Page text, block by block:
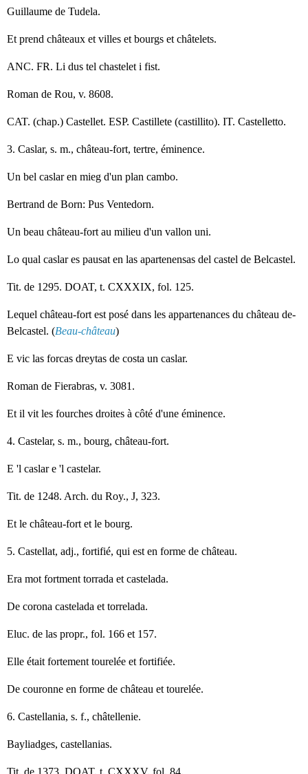
Guillaume de Tudela.
Et prend châteaux et villes et bourgs et châtelets.
ANC. FR. Li dus tel chastelet i fist.
Roman de Rou, v. 8608.
CAT. (chap.) Castellet. ESP. Castillete (castillito). IT. Castelletto.
3. Caslar, s. m., château-fort, tertre, éminence.
Un bel caslar en mieg d'un plan cambo.
Bertrand de Born: Pus Ventedorn.
Un beau château-fort au milieu d'un vallon uni.
Lo qual caslar es pausat en las apartenensas del castel de Belcastel.
Tit. de 1295. DOAT, t. CXXXIX, fol. 125.
Lequel château-fort est posé dans les appartenances du château de-
Belcastel. (Beau-château)
E vic las forcas dreytas de costa un caslar.
Roman de Fierabras, v. 3081.
Et il vit les fourches droites à côté d'une éminence.
4. Castelar, s. m., bourg, château-fort.
E 'l caslar e 'l castelar.
Tit. de 1248. Arch. du Roy., J, 323.
Et le château-fort et le bourg.
5. Castellat, adj., fortifié, qui est en forme de château.
Era mot fortment torrada et castelada.
De corona castelada et torrelada.
Eluc. de las propr., fol. 166 et 157.
Elle était fortement tourelée et fortifiée.
De couronne en forme de château et tourelée.
6. Castellania, s. f., châtellenie.
Bayliadges, castellanias.